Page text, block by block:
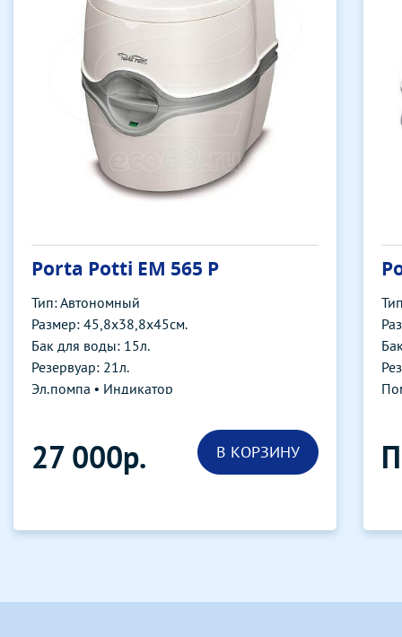
Porta Potti EM 565 P
Тип: Автономный
Размер: 45,8х38,8х45см.
Бак для воды: 15л.
Резервуар: 21л.
Эл.помпа • Индикатор
27 000р. В КОРЗИНУ